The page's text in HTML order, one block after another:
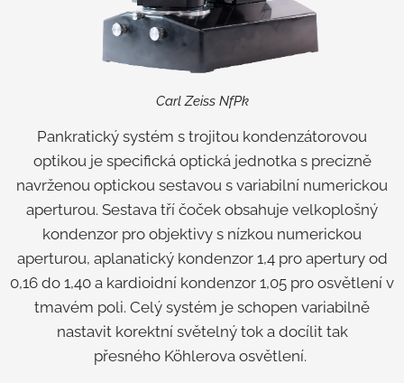
Carl Zeiss NfPk
Pankratický systém s trojitou kondenzátorovou
optikou je specifická optická jednotka s precizně
navrženou optickou sestavou s variabilní numerickou
aperturou. Sestava tří čoček obsahuje velkoplošný
kondenzor pro objektivy s nízkou numerickou
aperturou, aplanatický kondenzor 1,4 pro apertury od
0,16 do 1,40 a kardioidní kondenzor 1,05 pro osvětlení v
tmavém poli. Celý systém je schopen variabilně
nastavit korektní světelný tok a docílit tak
přesného Köhlerova osvětlení.